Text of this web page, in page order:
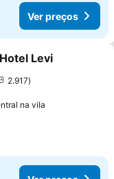
Ver preços
aos favoritos
Levi
2.917
na vila